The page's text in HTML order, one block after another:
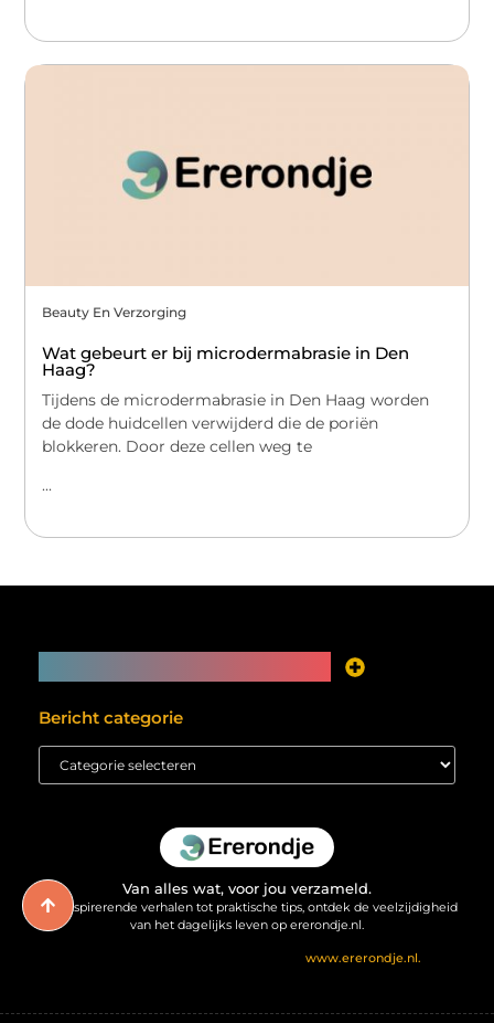
Beauty En Verzorging
Wat gebeurt er bij microdermabrasie in Den
Haag?
Tijdens de microdermabrasie in Den Haag worden
de dode huidcellen verwijderd die de poriën
blokkeren. Door deze cellen weg te
...
Bericht categorie
Van alles wat, voor jou verzameld.
Van inspirerende verhalen tot praktische tips, ontdek de veelzijdigheid
van het dagelijks leven op ererondje.nl.
www.ererondje.nl.